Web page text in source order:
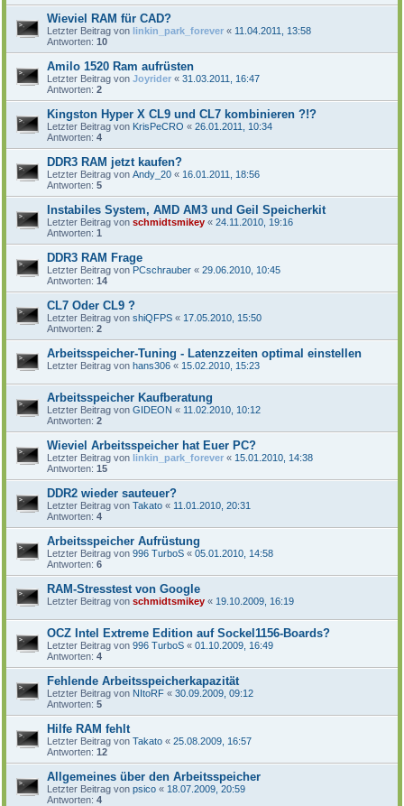
Wieviel RAM für CAD?
Letzter Beitrag von linkin_park_forever « 11.04.2011, 13:58
Antworten: 10
Amilo 1520 Ram aufrüsten
Letzter Beitrag von Joyrider « 31.03.2011, 16:47
Antworten: 2
Kingston Hyper X CL9 und CL7 kombinieren ?!?
Letzter Beitrag von KrisPeCRO « 26.01.2011, 10:34
Antworten: 4
DDR3 RAM jetzt kaufen?
Letzter Beitrag von Andy_20 « 16.01.2011, 18:56
Antworten: 5
Instabiles System, AMD AM3 und Geil Speicherkit
Letzter Beitrag von schmidtsmikey « 24.11.2010, 19:16
Antworten: 1
DDR3 RAM Frage
Letzter Beitrag von PCschrauber « 29.06.2010, 10:45
Antworten: 14
CL7 Oder CL9 ?
Letzter Beitrag von shiQFPS « 17.05.2010, 15:50
Antworten: 2
Arbeitsspeicher-Tuning - Latenzzeiten optimal einstellen
Letzter Beitrag von hans306 « 15.02.2010, 15:23
Arbeitsspeicher Kaufberatung
Letzter Beitrag von GIDEON « 11.02.2010, 10:12
Antworten: 2
Wieviel Arbeitsspeicher hat Euer PC?
Letzter Beitrag von linkin_park_forever « 15.01.2010, 14:38
Antworten: 15
DDR2 wieder sauteuer?
Letzter Beitrag von Takato « 11.01.2010, 20:31
Antworten: 4
Arbeitsspeicher Aufrüstung
Letzter Beitrag von 996 TurboS « 05.01.2010, 14:58
Antworten: 6
RAM-Stresstest von Google
Letzter Beitrag von schmidtsmikey « 19.10.2009, 16:19
OCZ Intel Extreme Edition auf Sockel1156-Boards?
Letzter Beitrag von 996 TurboS « 01.10.2009, 16:49
Antworten: 4
Fehlende Arbeitsspeicherkapazität
Letzter Beitrag von NItoRF « 30.09.2009, 09:12
Antworten: 5
Hilfe RAM fehlt
Letzter Beitrag von Takato « 25.08.2009, 16:57
Antworten: 12
Allgemeines über den Arbeitsspeicher
Letzter Beitrag von psico « 18.07.2009, 20:59
Antworten: 4